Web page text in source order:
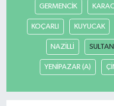
GERMENCİK
KOÇARLI KUYUCAK
NAZİLLİ
YENİPAZAR (A)